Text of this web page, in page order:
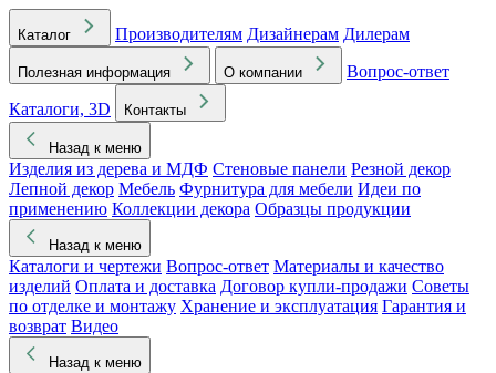
Каталог Производителям Дизайнерам Дилерам
Полезная информация О компании
Вопрос-ответ
Каталоги, 3D
Контакты
Назад к меню
Изделия из дерева и МДФ Стеновые панели Резной декор
Лепной декор Мебель Фурнитура для мебели Идеи по
применению Коллекции декора Образцы продукции
Назад к меню
Каталоги и чертежи Вопрос-ответ Материалы и качество
изделий Оплата и доставка Договор купли-продажи Советы
по отделке и монтажу Хранение и эксплуатация Гарантия и
возврат Видео
Назад к меню